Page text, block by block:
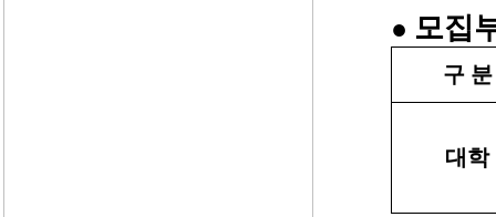
● 모집
구 분
대학